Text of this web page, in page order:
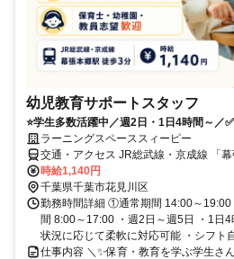
幼児教育サポートスタッフ
⭐学生多数活躍中／週2日・1日4時間～／
ラーニングスペーススィーピー
交通・アクセス JR総武線・京成線 「
時給1,140円
千葉県千葉市花見川区
勤務時間詳細 ①通常期間 14:00～
間 8:00～17:00 ・週2日～週5日 ・1日
状況に応じて柔軟に対応可能 ・シフト自
仕事内容 ＼✨保育・教育を学ぶ学生さ